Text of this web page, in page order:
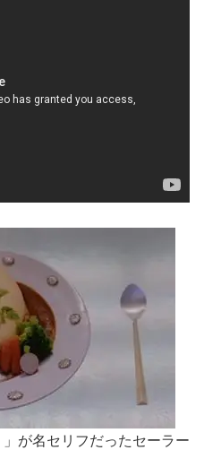
」が名セリフだったセーラー